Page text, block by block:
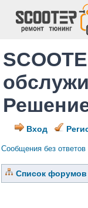
Вход
Сообщения без ответов
Список форумов